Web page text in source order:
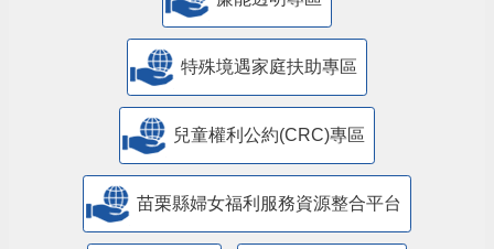
特殊境遇家庭扶助專區
兒童權利公約(CRC)專區
苗栗縣婦女福利服務資源整合平台